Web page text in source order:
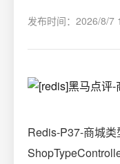
发布时间：2026/8/7
Redis-P37-商城